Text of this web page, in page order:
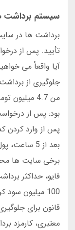
سیستم برداشت
برداشت ها در
تأیید. پس از
آیا واقعاً می
من 4.7
بود: پس از
پس از وارد کردن
بعد از 5
برخی سایت ها
100 میلیون
قانون برای
معتبری، کارمزد